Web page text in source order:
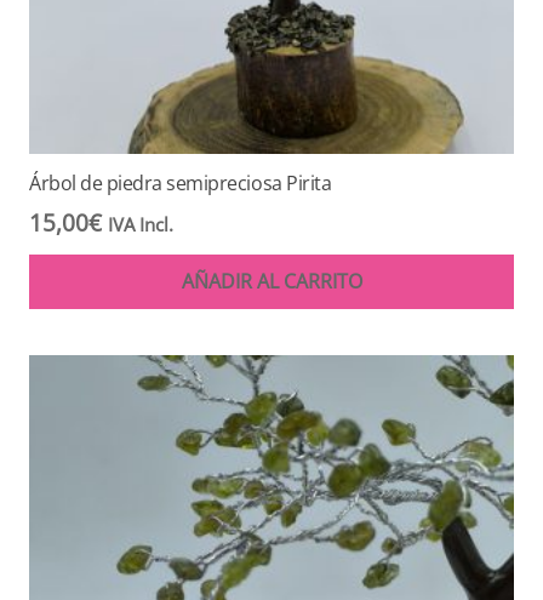
Árbol de piedra semipreciosa Pirita
15,00€ IVA Incl.
AÑADIR AL CARRITO